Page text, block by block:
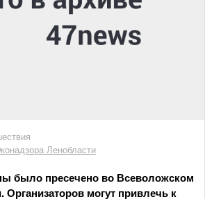
Ленобласти
было пресечено во Всеволожском
Организаторов могут привлечь к